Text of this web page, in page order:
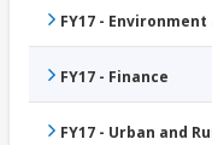
FY17 -
FY17 - Finance
FY17 - Urban and